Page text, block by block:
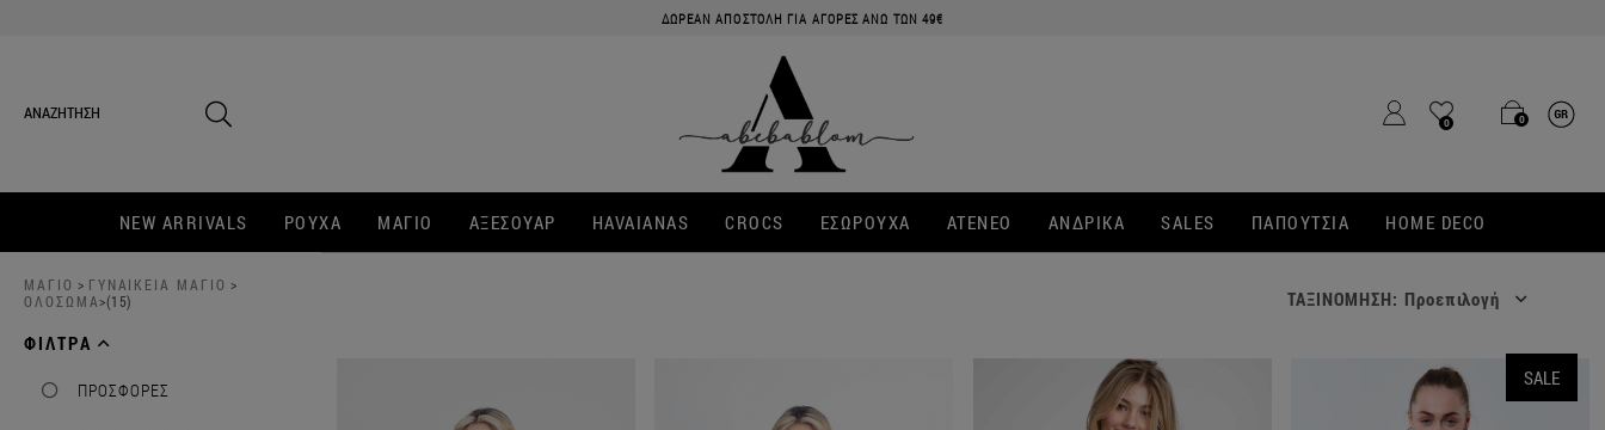
ΔΩΡΕΑΝ ΑΠΟΣΤΟΛΗ ΓΙΑ ΑΓΟΡΕΣ ΑΝΩ ΤΩΝ 49€
0 0
NEW ARRIVALS ΡΟΥΧΑ ΜΑΓΙΟ ΑΞΕΣΟΥΑΡ HAVAIANAS CROCS ΕΣΩΡΟΥΧΑ ATENEO ΑΝΔΡΙΚΑ SALES ΠΑΠΟΥΤΣΙΑ HOME DECO
ΜΑΓΙΟ > ΓΥΝΑΙΚΕΙΑ ΜΑΓΙΟ >
ΟΛΟΣΩΜΑ>(15)
ΦΙΛΤΡΑ
ΠΡΟΣΦΟΡΕΣ
ΤΑΞΙΝΟΜΗΣΗ: Προεπιλογή
SALE